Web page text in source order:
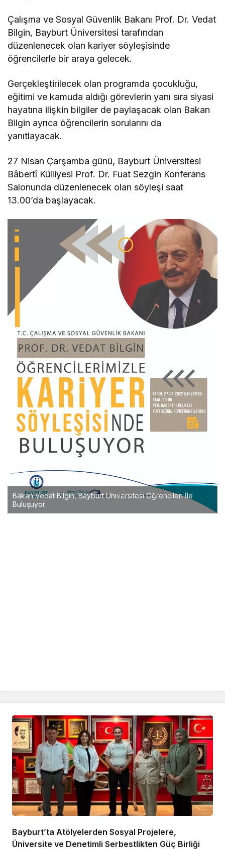
Çalışma ve Sosyal Güvenlik Bakanı Prof. Dr. Vedat
Bilgin, Bayburt Üniversitesi tarafından
düzenlenecek olan kariyer söyleşisinde
öğrencilerle bir araya gelecek.
Gerçekleştirilecek olan programda çocukluğu,
eğitimi ve kamuda aldığı görevlerin yanı sıra siyasi
hayatına ilişkin bilgiler de paylaşacak olan Bakan
Bilgin ayrıca öğrencilerin sorularını da
yanıtlayacak.
27 Nisan Çarşamba günü, Bayburt Üniversitesi
Bâbertî Külliyesi Prof. Dr. Fuat Sezgin Konferans
Salonunda düzenlenecek olan söyleşi saat
13.00’da başlayacak.
Bakan Vedat Bilgin, Bayburt Üniversitesi Öğrencileri İle
Buluşuyor
Bayburt’ta Atölyelerden Sosyal Projelere,
Üniversite ve Denetimli Serbestlikten Güç Birliği